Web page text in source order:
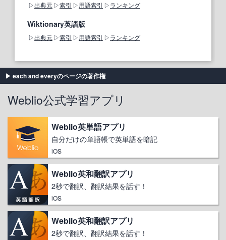
出典元 索引 用語索引 ランキング
Wiktionary英語版
出典元 索引 用語索引 ランキング
each and everyのページの著作権
Weblio公式学習アプリ
Weblio英単語アプリ
自分だけの単語帳で英単語を暗記
iOS
Weblio英和翻訳アプリ
2秒で翻訳、翻訳結果を話す！
iOS
Weblio英和翻訳アプリ
2秒で翻訳、翻訳結果を話す！